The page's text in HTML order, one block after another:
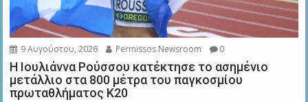
9 Αυγούστου, 2026 Permissos Newsroom 0
Η Ιουλιάννα Ρούσσου κατέκτησε το ασημένιο
μετάλλιο στα 800 μέτρα του παγκοσμίου
πρωταθλήματος Κ20